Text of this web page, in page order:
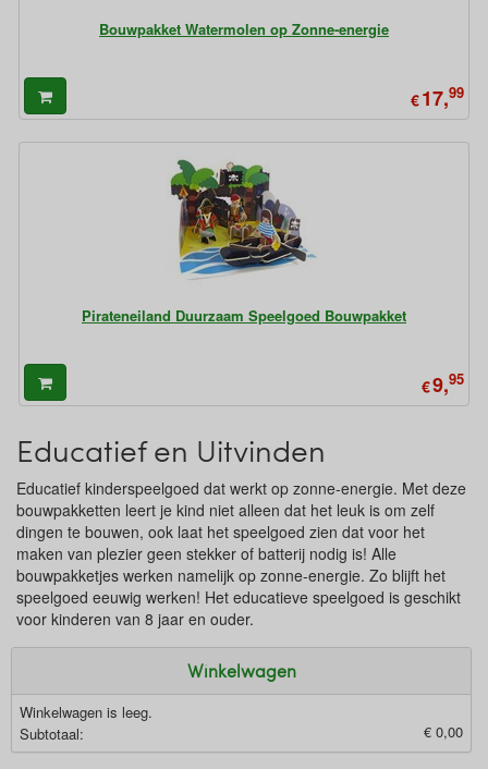
Bouwpakket Watermolen op Zonne-energie
€17,99
Pirateneiland Duurzaam Speelgoed Bouwpakket
€9,95
Educatief en Uitvinden
Educatief kinderspeelgoed dat werkt op zonne-energie. Met deze
bouwpakketten leert je kind niet alleen dat het leuk is om zelf
dingen te bouwen, ook laat het speelgoed zien dat voor het
maken van plezier geen stekker of batterij nodig is! Alle
bouwpakketjes werken namelijk op zonne-energie. Zo blijft het
speelgoed eeuwig werken! Het educatieve speelgoed is geschikt
voor kinderen van 8 jaar en ouder.
Winkelwagen
Winkelwagen is leeg.
Subtotaal:
€ 0,00